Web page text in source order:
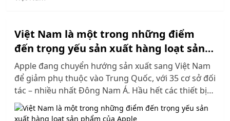
Việt Nam là một trong những điểm
đến trọng yếu sản xuất hàng loạt sản
phẩm của Apple
Apple đang chuyển hướng sản xuất sang Việt Nam
để giảm phụ thuộc vào Trung Quốc, với 35 cơ sở đối
tác – nhiều nhất Đông Nam Á. Hầu hết các thiết bị
như iPad, Mac, Apple Watch và AirPods bán tại Mỹ
sẽ được sản xuất tại Việt Nam từ năm 2025. Việt